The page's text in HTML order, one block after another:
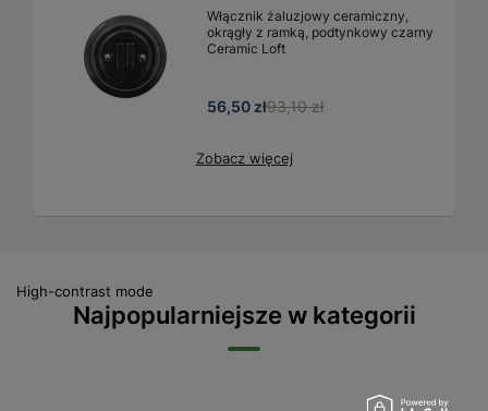
Włącznik żaluzjowy ceramiczny,
okrągły z ramką, podtynkowy czarny
Ceramic Loft
56,50 zł93,10 zł
Zobacz więcej
High-contrast mode
Najpopularniejsze w kategorii